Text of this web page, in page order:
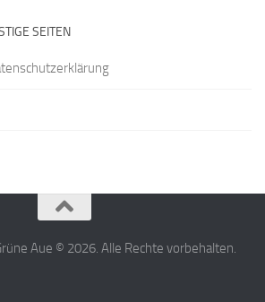
SEITEN
Aue © 2026. Alle Rechte vorbehalten.